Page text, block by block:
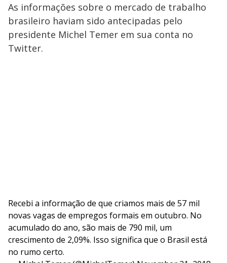
As informações sobre o mercado de trabalho
brasileiro haviam sido antecipadas pelo
presidente Michel Temer em sua conta no
Twitter.
Recebi a informação de que criamos mais de 57 mil
novas vagas de empregos formais em outubro. No
acumulado do ano, são mais de 790 mil, um
crescimento de 2,09%. Isso significa que o Brasil está
no rumo certo.